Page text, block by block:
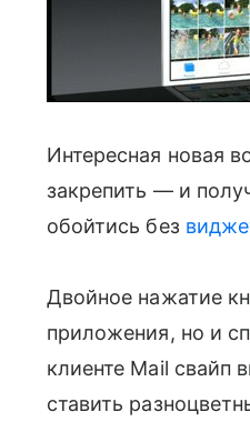
Интересная новая
закрепить —и
обойтись без
Двойное нажатие
приложения, но и
клиенте Mail cвайп
ставить